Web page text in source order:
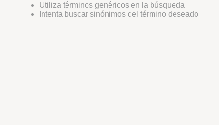
Utiliza términos genéricos en la búsqueda
Intenta buscar sinónimos del término deseado